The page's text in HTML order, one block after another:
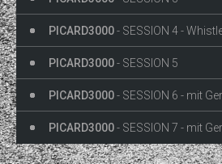
PICARD3000- SESSION 4 -
PICARD3000- SESSION 5
PICARD3000- SESSION 6 - mit
PICARD3000- SESSION 7 - mit